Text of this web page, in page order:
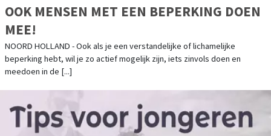
OOK MENSEN MET EEN BEPERKING DOEN
MEE!
NOORD HOLLAND - Ook als je een verstandelijke of lichamelijke
beperking hebt, wil je zo actief mogelijk zijn, iets zinvols doen en
meedoen in de [...]